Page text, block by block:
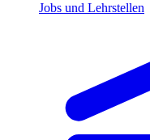
Jobs und Lehrstellen